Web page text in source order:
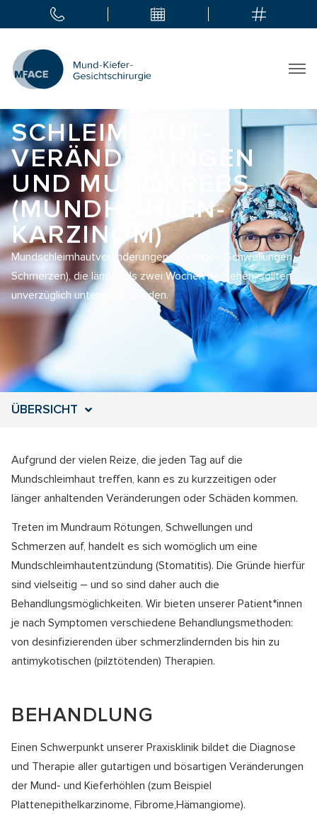
SCHLEIMHAUT­
VERÄNDERUNGEN
UND MUNDKREBS
(MUNDHÖHLEN­
KARZINOM)
Mundschleimhautveränderungen (Rötungen, Schwellungen,
Schmerzen), die länger als zwei Wochen bestehen, sollten
unverzüglich untersucht werden.
ÜBERSICHT
Aufgrund der vielen Reize, die jeden Tag auf die
Mundschleimhaut treffen, kann es zu kurzzeitigen oder
länger anhaltenden Veränderungen oder Schäden kommen.
Treten im Mundraum Rötungen, Schwellungen und
Schmerzen auf, handelt es sich womöglich um eine
Mundschleimhautentzündung (Stomatitis). Die Gründe hierfür
sind vielseitig – und so sind daher auch die
Behandlungsmöglichkeiten. Wir bieten unserer Patient*innen
je nach Symptomen verschiedene Behandlungsmethoden:
von desinfizierenden über schmerzlindernden bis hin zu
antimykotischen (pilztötenden) Therapien.
BEHANDLUNG
Einen Schwerpunkt unserer Praxisklinik bildet die Diagnose
und Therapie aller gutartigen und bösartigen Veränderungen
der Mund- und Kieferhöhlen (zum Beispiel
Plattenepithelkarzinome, Fibrome,Hämangiome).